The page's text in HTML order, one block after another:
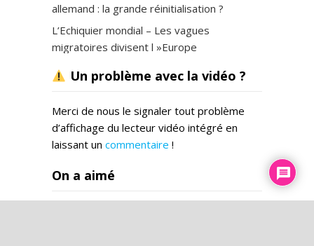
allemand : la grande réinitialisation ?
L’Echiquier mondial – Les vagues
migratoires divisent l »Europe
Un problème avec la vidéo ?
Merci de nous le signaler tout problème
d’affichage du lecteur vidéo intégré en
laissant un commentaire !
On a aimé